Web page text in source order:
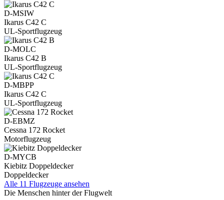
D-MSIW
Ikarus C42 C
UL-Sportflugzeug
D-MOLC
Ikarus C42 B
UL-Sportflugzeug
D-MBPP
Ikarus C42 C
UL-Sportflugzeug
D-EBMZ
Cessna 172 Rocket
Motorflugzeug
D-MYCB
Kiebitz Doppeldecker
Doppeldecker
Alle 11 Flugzeuge ansehen
Die Menschen hinter der Flugwelt